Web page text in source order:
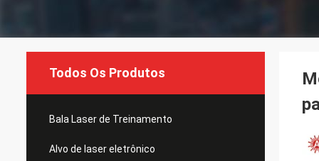
Todos Os Produtos
Bala Laser de Treinamento
Alvo de laser eletrônico